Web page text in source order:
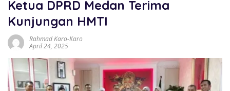
Ketua DPRD Medan Terima
Kunjungan HMTI
Rahmad Karo-Karo
April 24, 2025